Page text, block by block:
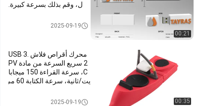
00:21
ل، وقم بذلك بسرعة كبيرة.
محرك فلاش USB 3.02025-09-19
00:35
محرك أقراص فلاش USB 3.
2 سريع السرعة من مادة PV
C، سرعة القراءة 150 ميجابا
يت/ثانية، سرعة الكتابة 60 مي
محرك فلاش USB 3.02025-09-19